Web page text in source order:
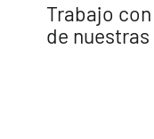
Trabajo
de